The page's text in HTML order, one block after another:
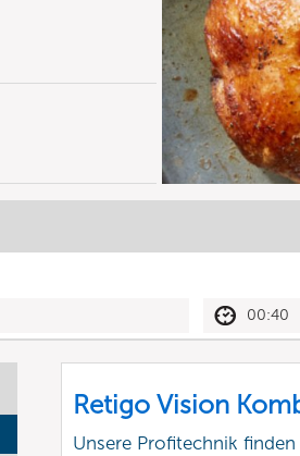
00:40
Retigo Vision
Unsere Profitechnik finden